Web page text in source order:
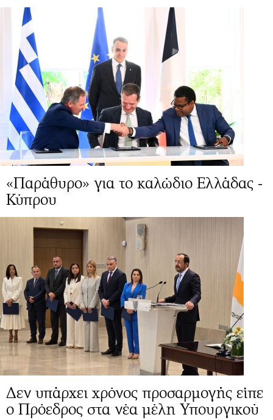
«Παράθυρο» για το καλώδιο Ελλάδας -
Κύπρου
Δεν υπάρχει χρόνος προσαρμογής είπε
ο Πρόεδρος στα νέα μέλη Υπουργικού